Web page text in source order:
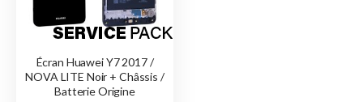
Écran Huawei Y7 2017 /
NOVA LITE Noir + Châssis /
Batterie Origine